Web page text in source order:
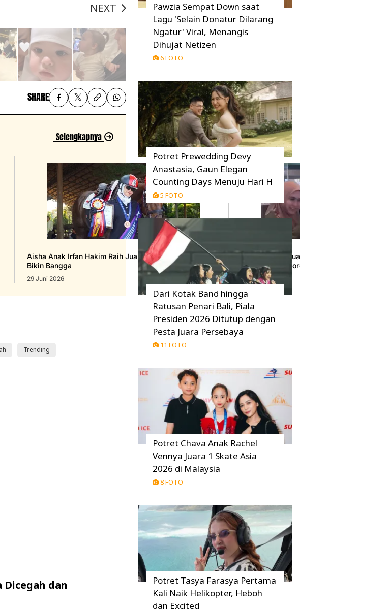
NEXT
SHARE
Selengkapnya
Aisha Anak Irfan Hakim Raih Juara 3 Kejuaraan Berkuda,
Bikin Bangga
29 Juni 2026
Momen Pertemuan Oki Setiana Dewi dan
Bandara Jadi Sorotan
26 Juni 2026
Trending
dan
Pawzia Sempat Down saat
Lagu 'Selain Donatur Dilarang
Ngatur' Viral, Menangis
Dihujat Netizen
6 FOTO
Potret Prewedding Devy
Anastasia, Gaun Elegan
Counting Days Menuju Hari H
5 FOTO
Dari Kotak Band hingga
Ratusan Penari Bali, Piala
Presiden 2026 Ditutup dengan
Pesta Juara Persebaya
11 FOTO
Potret Chava Anak Rachel
Vennya Juara 1 Skate Asia
2026 di Malaysia
8 FOTO
Potret Tasya Farasya Pertama
Kali Naik Helikopter, Heboh
dan Excited